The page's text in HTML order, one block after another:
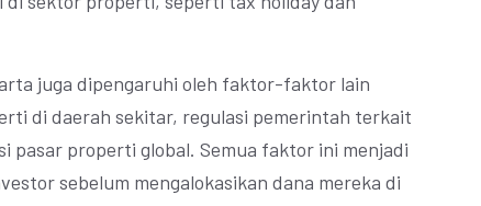
juga dipengaruhi oleh faktor-faktor lain
di daerah sekitar, regulasi pemerintah terkait
pasar properti global. Semua faktor ini menjadi
sebelum mengalokasikan dana mereka di